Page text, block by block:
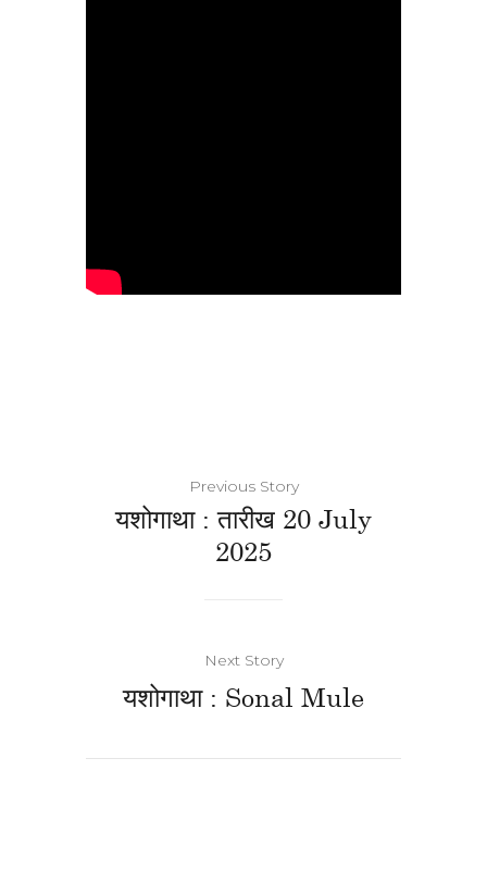
Previous Story
यशोगाथा : तारीख 20 July
2025
Next Story
यशोगाथा : Sonal Mule